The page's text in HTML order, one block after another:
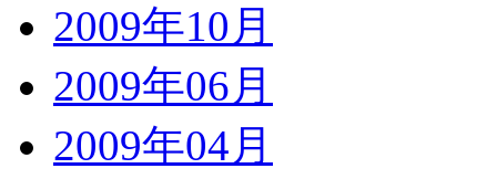
2009年10月
2009年06月
2009年04月